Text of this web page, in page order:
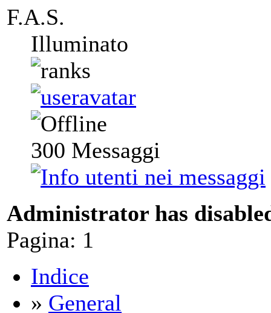
F.A.S.
Illuminato
300 Messaggi
Administrator has
Pagina: 1
Indice
» General